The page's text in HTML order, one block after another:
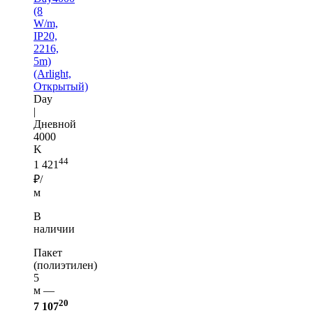
(8
W/m,
IP20,
2216,
5m)
(Arlight,
Открытый)
Day
|
Дневной
4000
K
1 421 44
₽/
м
В
наличии
Пакет
(полиэтилен)
5
м —
7 10720